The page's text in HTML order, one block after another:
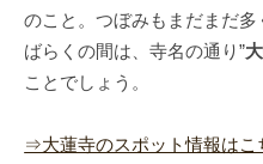
のこと。つぼみもまだまだ
ばらくの間は、寺名の通り”大
ことでしょう。
⇒大蓮寺のスポット情報はこ